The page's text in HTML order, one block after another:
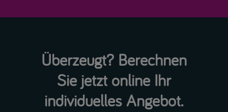
Überzeugt? Berechnen
Sie jetzt online Ihr
individuelles Angebot.